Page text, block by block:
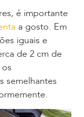
é importante
a gosto. Em
iguais e
de 2 cm de
semelhantes